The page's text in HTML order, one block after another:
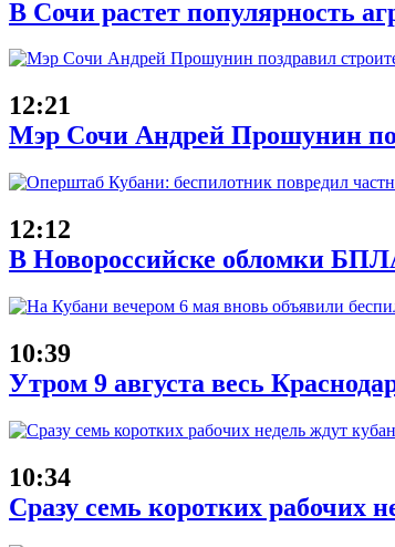
В Сочи растет популярность
12:21
Мэр Сочи Андрей Прошунин
12:12
В Новороссийске обломки
10:39
Утром 9 августа весь
10:34
Сразу семь коротких рабочих